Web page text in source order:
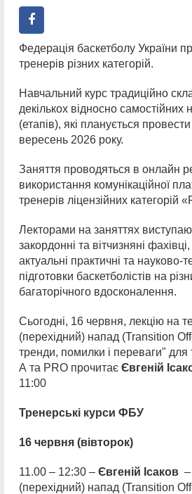
Федерація баскетболу України
тренерів різних категорій.
Навчальний курс традиційно
декількох відносно самостійних
(етапів), які планується
вересень 2026 року.
Заняття проводяться в онлайн
використання комунікаційної
тренерів ліцензійних категорій
Лекторами на заняттях
закордонні та вітчизняні
актуальні практичні та науково-
підготовки баскетболістів на
багаторічного вдосконалення.
Сьогодні, 16 червня, лекцію на
(перехідний) напад (Transition
тренди, помилки і переваги" для
А та PRO прочитає Євгеній
11:00
Тренерські курси ФБУ
16 червня (вівторок)
11.00 – 12:30 – Євгеній Ісаков –
(перехідний) напад (Transition